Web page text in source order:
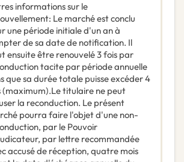
informations sur le
: Le marché est conclu
une période initiale d'un an à
de sa date de notification. Il
ensuite être renouvelé 3 fois par
tacite par période annuelle
que sa durée totale puisse excéder 4
(maximum).Le titulaire ne peut
la reconduction. Le présent
pourra faire l'objet d'une non-
par le Pouvoir
par lettre recommandée
accusé de réception, quatre mois